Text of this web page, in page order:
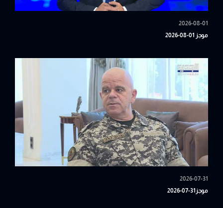
2026-08-01
موجز 01-08-2026
2026-07-31
موجز31-07-2026